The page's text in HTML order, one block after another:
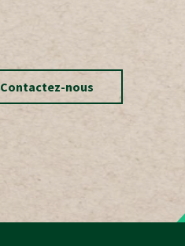
Contactez-nous